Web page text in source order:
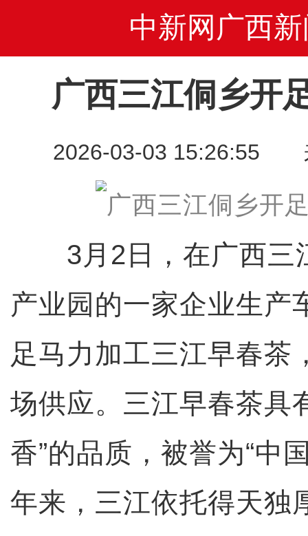
中新网广西新
广西三江侗乡开
2026-03-03 15:26:55
3月2日，在广西三
产业园的一家企业生产
足马力加工三江早春茶
场供应。三江早春茶具
香”的品质，被誉为“中
年来，三江依托得天独